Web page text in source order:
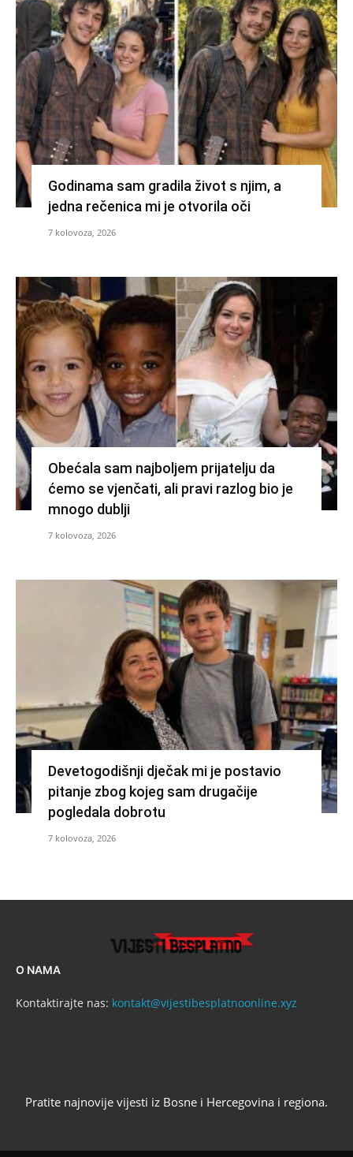
Godinama sam gradila život s njim, a
jedna rečenica mi je otvorila oči
7 kolovoza, 2026
Obećala sam najboljem prijatelju da
ćemo se vjenčati, ali pravi razlog bio je
mnogo dublji
7 kolovoza, 2026
Devetogodišnji dječak mi je postavio
pitanje zbog kojeg sam drugačije
pogledala dobrotu
7 kolovoza, 2026
O NAMA
Kontaktirajte nas: kontakt@vijestibesplatnoonline.xyz
Pratite najnovije vijesti iz Bosne i Hercegovina i regiona.